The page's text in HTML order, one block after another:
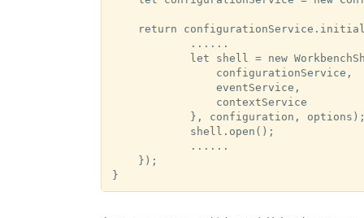
return
            ......
let shell = new
                configurationService,
                eventService,
                contextService
}, configuration,
            shell.open();
            ......
    });